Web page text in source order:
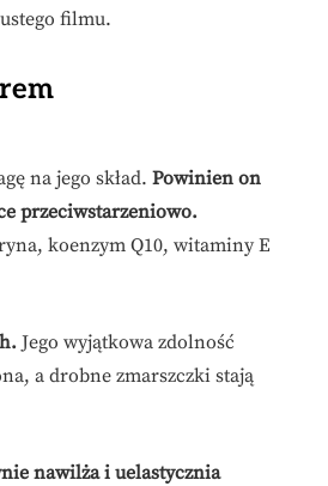
filmu.
na jego skład. Powinien on
przeciwstarzeniowo.
koenzym Q10, witaminy E
Jego wyjątkowa zdolność
a drobne zmarszczki stają
nawilża i uelastycznia